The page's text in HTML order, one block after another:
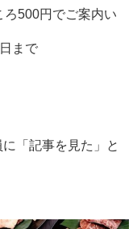
ろ500円でご案内い
まで
「記事を見た」と